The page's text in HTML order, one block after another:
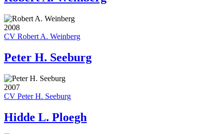
2008
CV Robert A. Weinberg
Peter H. Seeburg
2007
CV Peter H. Seeburg
Hidde L. Ploegh